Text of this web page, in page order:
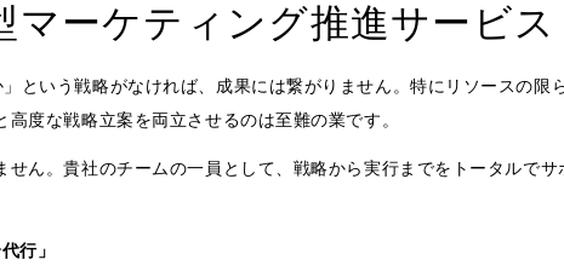
ーケティング推進サービス
という戦略がなければ、成果には繋がりません。特にリソースの限
度な戦略立案を両立させるのは至難の業です。
ん。貴社のチームの一員として、戦略から実行までをトータルでサ
行」